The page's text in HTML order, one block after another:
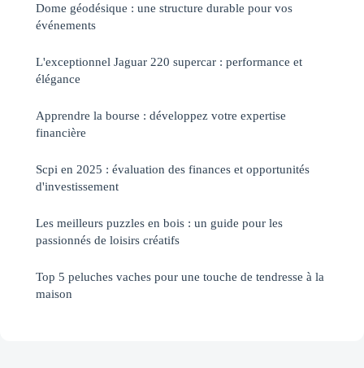
Dome géodésique : une structure durable pour vos
événements
L'exceptionnel Jaguar 220 supercar : performance et
élégance
Apprendre la bourse : développez votre expertise
financière
Scpi en 2025 : évaluation des finances et opportunités
d'investissement
Les meilleurs puzzles en bois : un guide pour les
passionnés de loisirs créatifs
Top 5 peluches vaches pour une touche de tendresse à la
maison